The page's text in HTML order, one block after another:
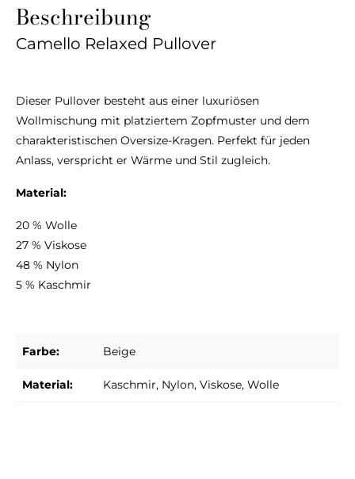
Beschreibung
Camello Relaxed Pullover
Dieser Pullover besteht aus einer luxuriösen
Wollmischung mit platziertem Zopfmuster und dem
charakteristischen Oversize-Kragen. Perfekt für jeden
Anlass, verspricht er Wärme und Stil zugleich.
Material:
20 % Wolle
27 % Viskose
48 % Nylon
5 % Kaschmir
Farbe: Beige
Material: Kaschmir, Nylon, Viskose, Wolle